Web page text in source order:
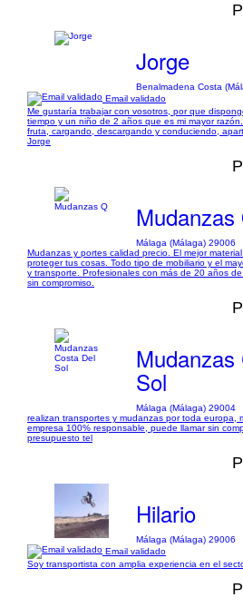
Jorge
Benalmadena Costa
Email validado
Me gustaría trabajar con vosotros, por que
tiempo y un niño de 2 años que es mi mayor
fruta, cargando, descargando y conduciendo,
Jorge
Mudanzas
Málaga (Málaga) 29006
Mudanzas y portes calidad precio. El mejor
proteger tus cosas. Todo tipo de mobiliario y el
y transporte. Profesionales con más de 20 años
sin compromiso.
Sol
Málaga (Málaga) 29004
realizan transportes y mudanzas por toda europa,
empresa 100% responsable, puede llamar sin
presupuesto tel
Hilario
Málaga (Málaga) 29006
Email validado
Soy transportista con amplia experiencia en el